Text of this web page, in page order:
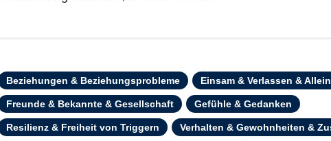
Beziehungen & Beziehungsprobleme Einsam & Verlassen &
Freunde & Bekannte & Gesellschaft Gefühle & Gedanken
Resilienz & Freiheit von Triggern Verhalten & Gewohnheiten &